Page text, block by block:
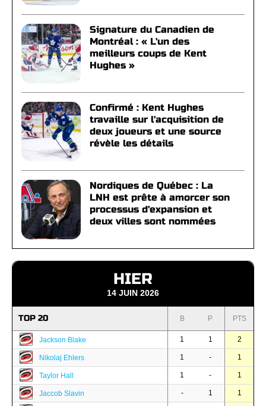
Signature du Canadien de
Montréal : « L'un des
meilleurs coups de Kent
Hughes »
Confirmé : Kent Hughes
travaille sur l'acquisition de
deux joueurs et une source
révèle les détails
Nordiques de Québec : La
LNH est prête à amorcer son
processus d'expansion et
deux villes sont nommées
HIER
14 JUIN 2026
TOP 20 B P PTS
Jackson Blake 1 1 2
Nikolaj Ehlers 1 - 1
Taylor Hall 1 - 1
Jaccob Slavin - 1 1